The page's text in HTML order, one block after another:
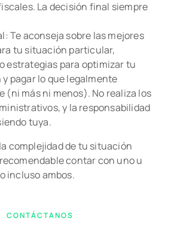
La decisión final siempre
Te aconseja sobre las mejores
tu situación particular,
estrategias para optimizar tu
pagar lo que legalmente
(ni más ni menos). No realiza los
y la responsabilidad
tuya.
complejidad de tu situación
contar con uno u
incluso ambos.
CONTÁCTANOS